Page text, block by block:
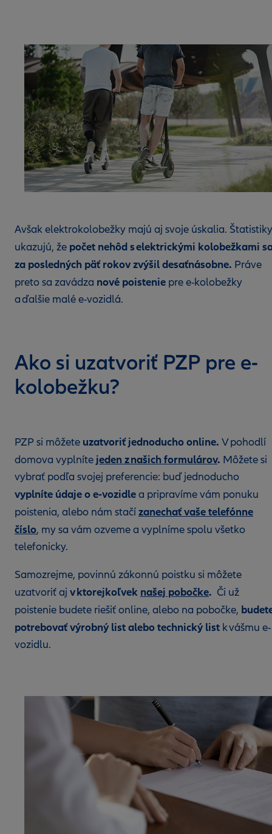
Avšak elektrokolobežky majú aj svoje úskalia. Štatistiky
ukazujú, že počet nehôd s elektrickými kolobežkami
za posledných päť rokov zvýšil desaťnásobne. Práve
preto sa zavádza nové poistenie pre e-kolobežky
a ďalšie malé e-vozidlá.
Ako si uzatvoriť PZP pre e-
kolobežku?
PZP si môžete uzatvoriť jednoducho online. V pohodlí
domova vyplníte jeden z našich formulárov. Môžete si
vybrať podľa svojej preferencie: buď jednoducho
vyplníte údaje o e-vozidlea pripravíme vám ponuku
poistenia, alebo nám stačízanechať vaše telefónne
číslo, my sa vám ozveme a vyplníme spolu všetko
telefonicky.
Samozrejme, povinnú zákonnú poistku si môžete
uzatvoriť aj v ktorejkoľvek našej pobočke. Či už
poistenie budete riešiť online, alebo na pobočke,
potrebovať výrobný list alebo technický list k vášmu e-
vozidlu.